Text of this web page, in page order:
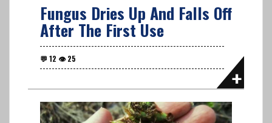
Fungus Dries Up And Falls Off
After The First Use